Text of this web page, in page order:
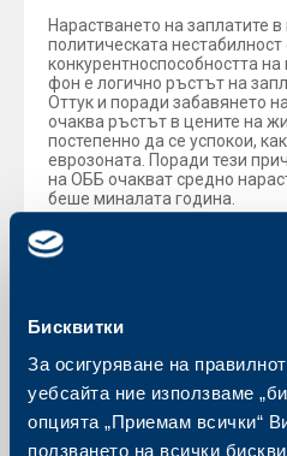
Бисквитки
За осигуряване на
уебсайта ние използваме
опцията „Приемам всички“
ползването на всички
Нарастването на заплатите
политическата
конкурентноспособността
фон е логично ръстът на
Оттук и поради забавянето
очаква ръстът в цените на
постепенно да се успокои,
еврозоната. Поради тези
на ОББ очакват средно
беше миналата година.
Българската индустрия
(спрямо май м.г.). Това е
от публични проекти, докато
„Вследствие от развитието
несигурната политическа
за бизнес климата отбеляза
април на 24.5% през май. По